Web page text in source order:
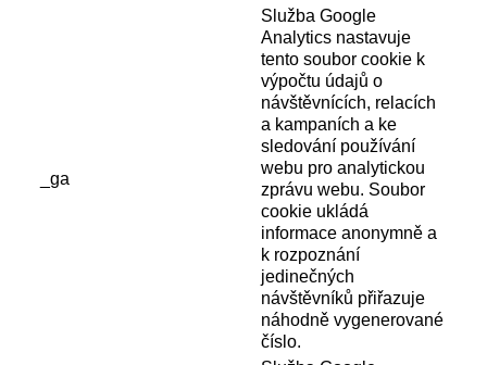
_ga
Služba Google
Analytics nastavuje
tento soubor cookie k
výpočtu údajů o
návštěvnících, relacích
a kampaních a ke
sledování používání
webu pro analytickou
zprávu webu. Soubor
cookie ukládá
informace anonymně a
k rozpoznání
jedinečných
návštěvníků přiřazuje
náhodně vygenerované
číslo.